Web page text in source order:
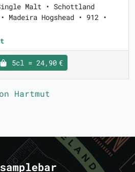
Malt • Schottland
Madeira Hogshead • 912 •
5cl = 24,90 €
Hartmut